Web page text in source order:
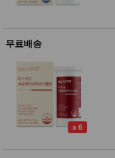
즉석가
면류
스/가루
건조식
농산품
놀이방
무료배송